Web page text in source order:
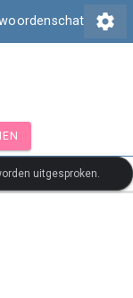
settings
uitgesproken.